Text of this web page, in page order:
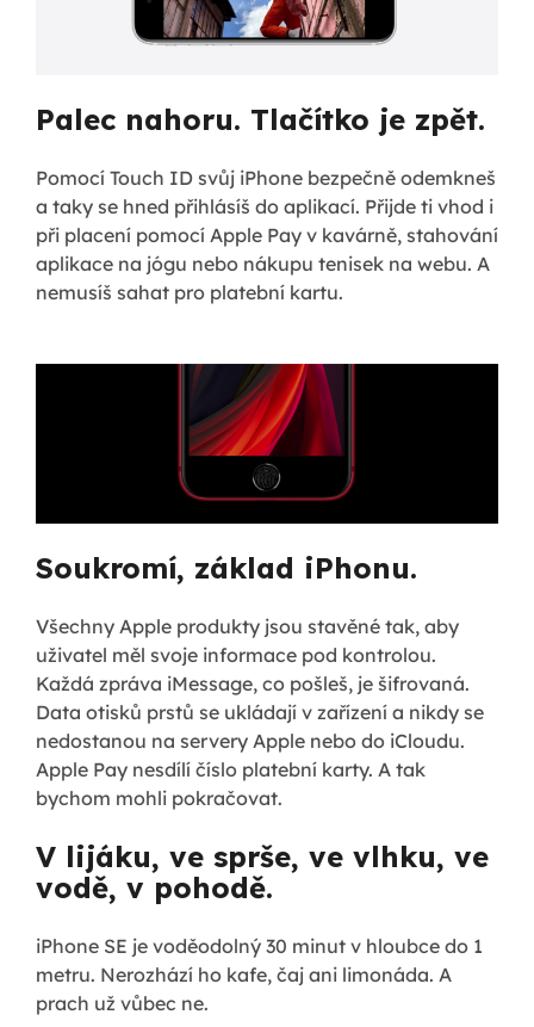
Palec nahoru. Tlačítko je zpět.
Pomocí Touch ID svůj iPhone bezpečně odemkneš
a taky se hned přihlásíš do aplikací. Přijde ti vhod i
při placení pomocí Apple Pay v kavárně, stahování
aplikace na jógu nebo nákupu tenisek na webu. A
nemusíš sahat pro platební kartu.
Soukromí, základ iPhonu.
Všechny Apple produkty jsou stavěné tak, aby
uživatel měl svoje informace pod kontrolou.
Každá zpráva iMessage, co pošleš, je šifrovaná.
Data otisků prstů se ukládají v zařízení a nikdy se
nedostanou na servery Apple nebo do iCloudu.
Apple Pay nesdílí číslo platební karty. A tak
bychom mohli pokračovat.
V lijáku, ve sprše, ve vlhku, ve
vodě, v pohodě.
iPhone SE je voděodolný 30 minut v hloubce do 1
metru. Nerozhází ho kafe, čaj ani limonáda. A
prach už vůbec ne.